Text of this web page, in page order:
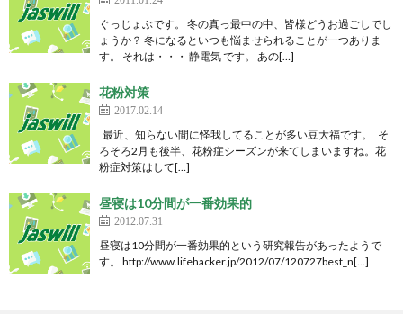
ぐっじょぶです。 冬の真っ最中の中、皆様どうお過ごしでし
ょうか？ 冬になるといつも悩ませられることが一つありま
す。 それは・・・ 静電気 です。 あの[…]
花粉対策
2017.02.14
最近、知らない間に怪我してることが多い豆大福です。 そ
ろそろ2月も後半、花粉症シーズンが来てしまいますね。花
粉症対策はして[…]
昼寝は10分間が一番効果的
2012.07.31
昼寝は10分間が一番効果的という研究報告があったようで
す。 http://www.lifehacker.jp/2012/07/120727best_n[…]